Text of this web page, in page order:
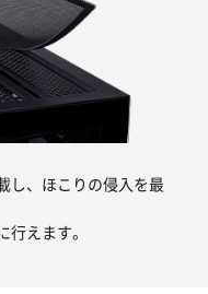
し、ほこりの侵入を最
えます。